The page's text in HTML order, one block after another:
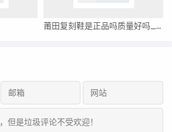
莆田复刻鞋是正品吗质量好吗_莆田安福电商城2815号档口